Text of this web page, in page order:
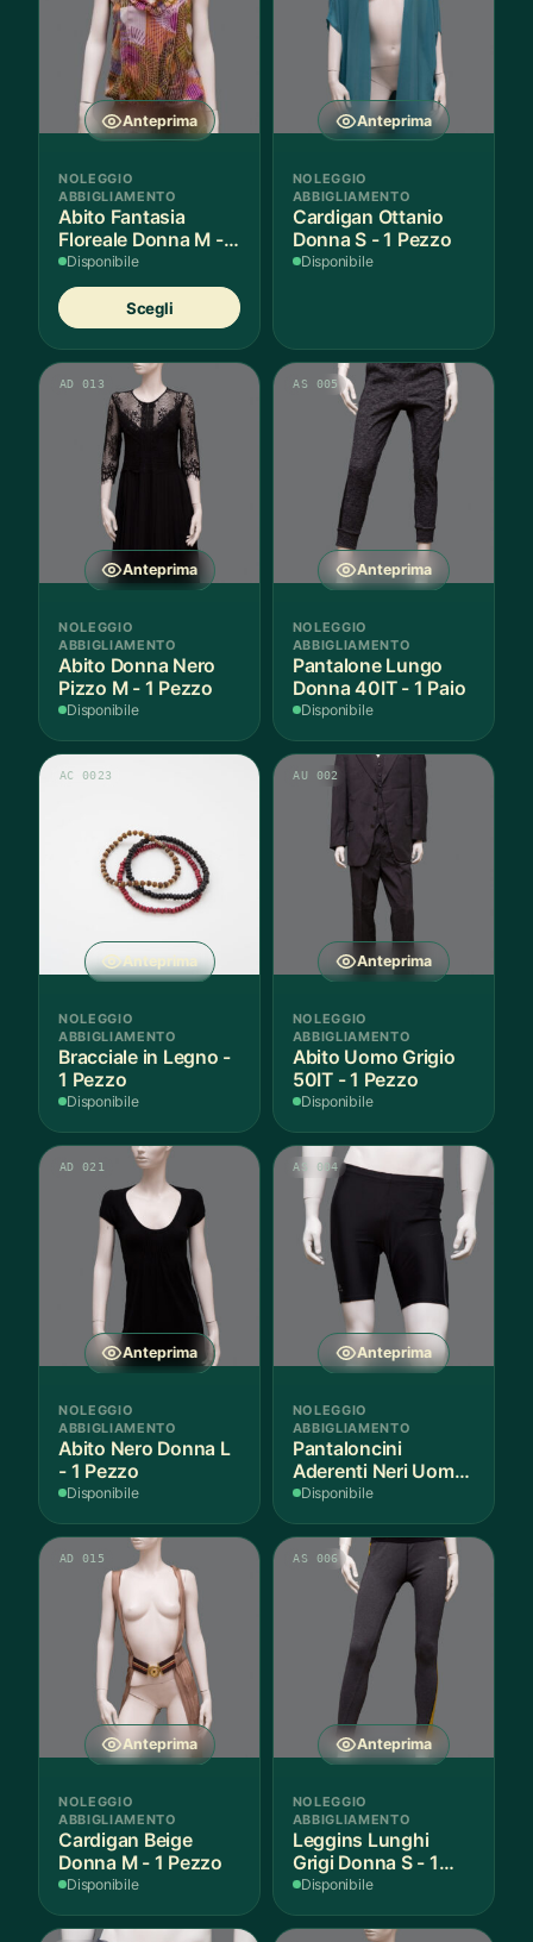
Anteprima
NOLEGGIO
ABBIGLIAMENTO
Abito Fantasia
Floreale Donna M - 1
Pezzo
Disponibile
Scegli
prodotto
ha
più
varianti.
pagina
prodotto
Anteprima
NOLEGGIO
ABBIGLIAMENTO
Cardigan Ottanio
Donna S - 1 Pezzo
Disponibile
Anteprima
AD 013
NOLEGGIO
ABBIGLIAMENTO
Abito Donna Nero
Pizzo M - 1 Pezzo
Disponibile
Anteprima
AS 005
NOLEGGIO
ABBIGLIAMENTO
Pantalone Lungo
Donna 40IT - 1 Paio
Disponibile
Anteprima
AC 0023
NOLEGGIO
ABBIGLIAMENTO
Bracciale in Legno -
1 Pezzo
Disponibile
Anteprima
AU 002
NOLEGGIO
ABBIGLIAMENTO
Abito Uomo Grigio
50IT - 1 Pezzo
Disponibile
Anteprima
AD 021
NOLEGGIO
ABBIGLIAMENTO
Abito Nero Donna L
- 1 Pezzo
Disponibile
Anteprima
AS 004
NOLEGGIO
ABBIGLIAMENTO
Pantaloncini
Aderenti Neri Uomo
S - 2 Paia
Disponibile
Anteprima
AD 015
NOLEGGIO
ABBIGLIAMENTO
Cardigan Beige
Donna M - 1 Pezzo
Disponibile
Anteprima
AS 006
NOLEGGIO
ABBIGLIAMENTO
Leggins Lunghi
Grigi Donna S - 1
Paio
Disponibile